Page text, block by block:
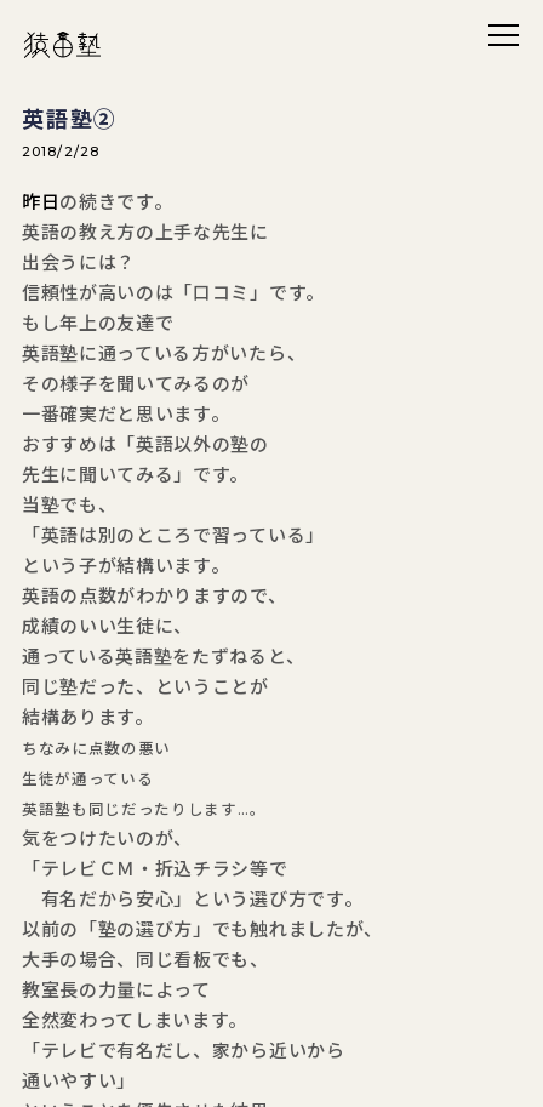
メニ
猿田塾
英語塾②
2018/2/28
昨日の続きです。
英語の教え方の上手な先生に
出会うには？
信頼性が高いのは「口コミ」です。
もし年上の友達で
英語塾に通っている方がいたら、
その様子を聞いてみるのが
一番確実だと思います。
おすすめは「英語以外の塾の
先生に聞いてみる」です。
当塾でも、
「英語は別のところで習っている」
という子が結構います。
英語の点数がわかりますので、
成績のいい生徒に、
通っている英語塾をたずねると、
同じ塾だった、ということが
結構あります。
ちなみに点数の悪い
生徒が通っている
英語塾も同じだったりします…。
気をつけたいのが、
「テレビＣＭ・折込チラシ等で
有名だから安心」という選び方です。
以前の「塾の選び方」でも触れましたが、
大手の場合、同じ看板でも、
教室長の力量によって
全然変わってしまいます。
「テレビで有名だし、家から近いから
通いやすい」